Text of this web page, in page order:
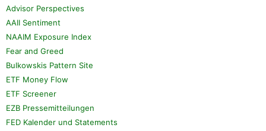
Advisor Perspectives
AAII Sentiment
NAAIM Exposure Index
Fear and Greed
Bulkowskis Pattern Site
ETF Money Flow
ETF Screener
EZB Pressemitteilungen
FED Kalender und Statements